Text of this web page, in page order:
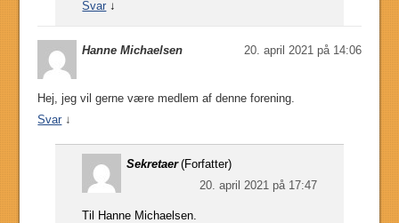
Svar ↓
Hanne Michaelsen 20. april 2021 på 14:06
Hej, jeg vil gerne være medlem af denne forening.
Svar ↓
Sekretaer (Forfatter)
20. april 2021 på 17:47
Til Hanne Michaelsen.